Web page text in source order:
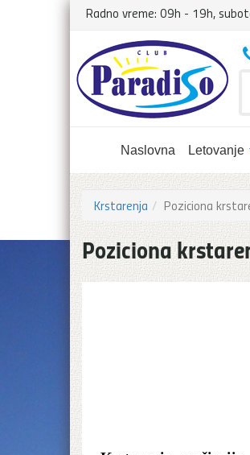
Radno vreme: 09h - 19h,
Naslovna Letovanje
Krstarenja Poziciona
Poziciona